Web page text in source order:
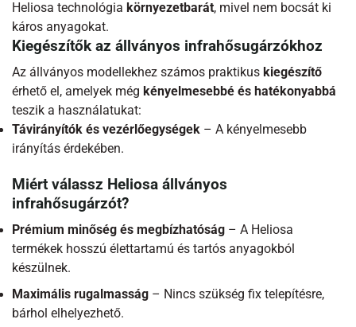
Heliosa technológia környezetbarát, mivel nem bocsát ki
káros anyagokat.
Kiegészítők az állványos infrahősugárzókhoz
Az állványos modellekhez számos praktikus kiegészítő
érhető el, amelyek még kényelmesebbé és hatékonyabbá
teszik a használatukat:
Távirányítók és vezérlőegységek – A kényelmesebb
irányítás érdekében.
Miért válassz Heliosa állványos
infrahősugárzót?
Prémium minőség és megbízhatóság – A Heliosa
termékek hosszú élettartamú és tartós anyagokból
készülnek.
Maximális rugalmasság – Nincs szükség fix telepítésre,
bárhol elhelyezhető.